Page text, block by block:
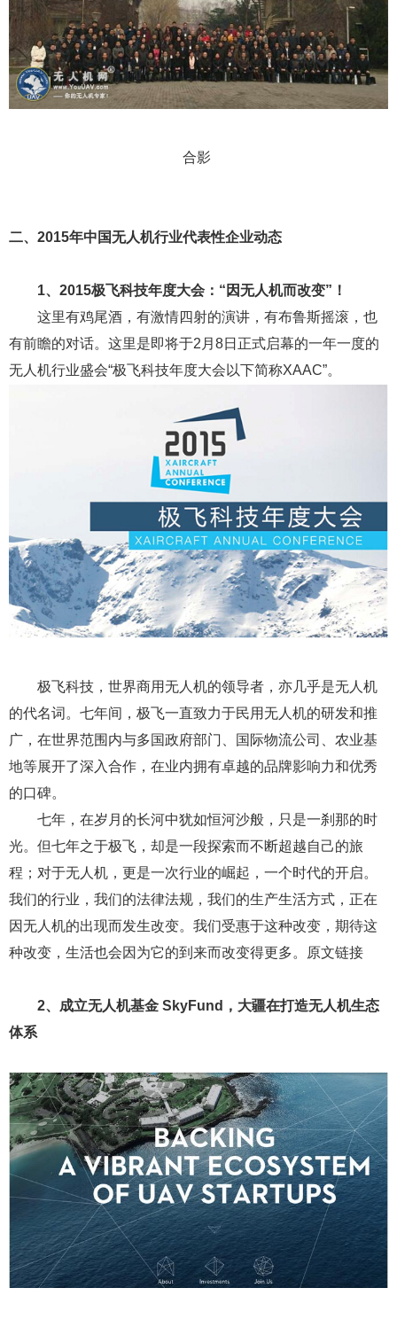
合影
二、2015年中国无人机行业代表性企业动态
1、2015极飞科技年度大会：“因无人机而改变”！
这里有鸡尾酒，有激情四射的演讲，有布鲁斯摇滚，也
有前瞻的对话。这里是即将于2月8日正式启幕的一年一度的
无人机行业盛会“极飞科技年度大会以下简称XAAC”。
极飞科技，世界商用无人机的领导者，亦几乎是无人机
的代名词。七年间，极飞一直致力于民用无人机的研发和推
广，在世界范围内与多国政府部门、国际物流公司、农业基
地等展开了深入合作，在业内拥有卓越的品牌影响力和优秀
的口碑。
七年，在岁月的长河中犹如恒河沙般，只是一刹那的时
光。但七年之于极飞，却是一段探索而不断超越自己的旅
程；对于无人机，更是一次行业的崛起，一个时代的开启。
我们的行业，我们的法律法规，我们的生产生活方式，正在
因无人机的出现而发生改变。我们受惠于这种改变，期待这
种改变，生活也会因为它的到来而改变得更多。原文链接
2、成立无人机基金 SkyFund，大疆在打造无人机生态
体系